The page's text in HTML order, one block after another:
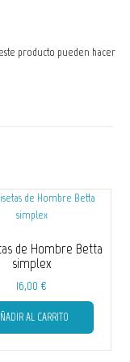
producto pueden hacer
de Hombre Betta
simplex
16,00 €
AL CARRITO
Este
tiene
múltiples